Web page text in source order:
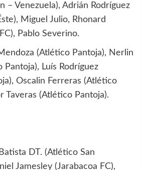
– Venezuela), Adrián Rodríguez
Miguel Julio, Rhonard
Pablo Severino.
(Atlético Pantoja), Nerlin
Pantoja), Luís Rodríguez
Oscalin Ferreras (Atlético
Taveras (Atlético Pantoja).
DT. (Atlético San
Jamesley (Jarabacoa FC),